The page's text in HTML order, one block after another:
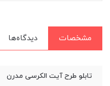
مشخصات دیدگاه‌ها
تابلو طرح آیت الکرسی مدرن